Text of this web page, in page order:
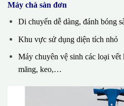
Máy chà sàn đơn
Di chuyển dễ dàng, đánh bóng
Khu vực sử dụng diện tích nhỏ
Máy chuyên vệ sinh các loại
măng, keo,…